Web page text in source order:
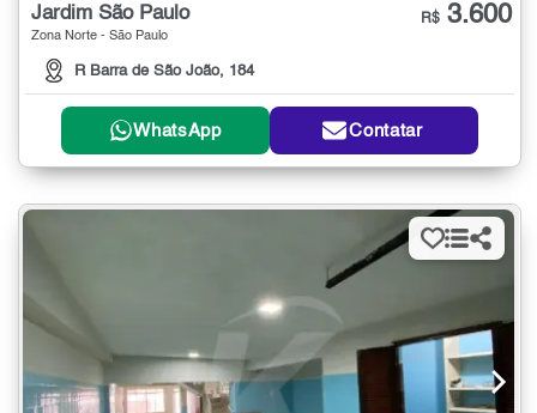
Jardim São Paulo
Zona Norte - São Paulo
R Barra de São João, 184
R$ 3.600
WhatsApp Contatar